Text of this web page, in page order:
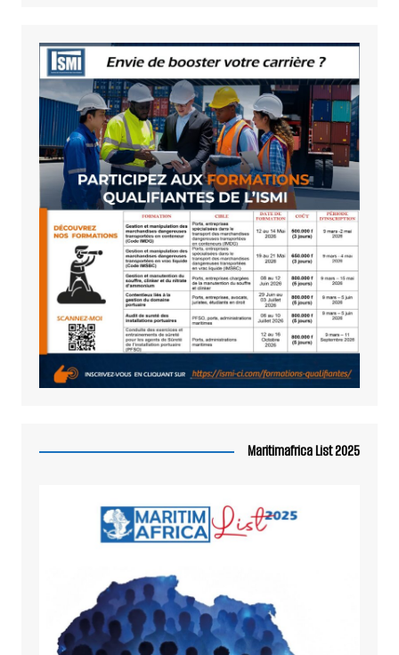
Maritimafrica List 2025